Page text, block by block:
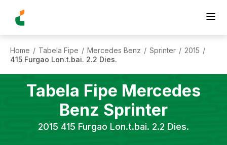
Home / Tabela Fipe / Mercedes Benz / Sprinter / 2015 /
415 Furgao Lon.t.bai. 2.2 Dies.
Tabela Fipe Mercedes
Benz Sprinter
2015 415 Furgao Lon.t.bai. 2.2 Dies.